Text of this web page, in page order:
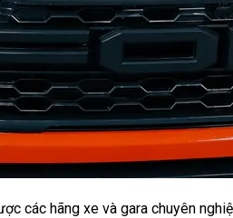
các hãng xe và gara chuyên